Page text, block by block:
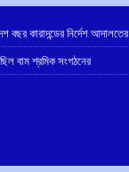
বছর কারাদন্ডের নির্দেশ আদালতের
বাম শ্রমিক সংগঠনের